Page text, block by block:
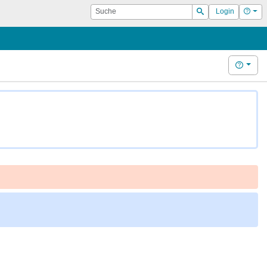
Suche
Suchen
Login Hilfe
Hilfe